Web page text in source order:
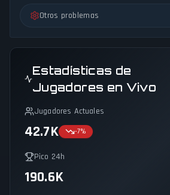
Otros problemas
Estadísticas de
Jugadores en Vivo
Jugadores Actuales
42.7K -7%
Pico 24h
190.6K